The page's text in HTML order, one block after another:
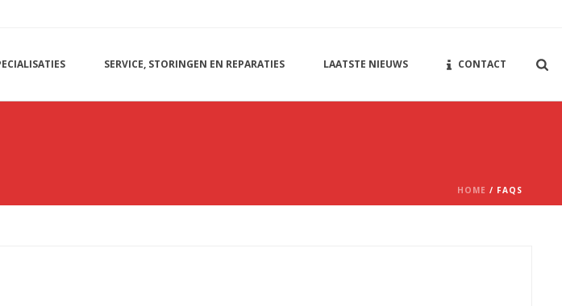
SERVICE, STORINGEN EN REPARATIES LAATSTE NIEUWS CONTACT
HOME / FAQS